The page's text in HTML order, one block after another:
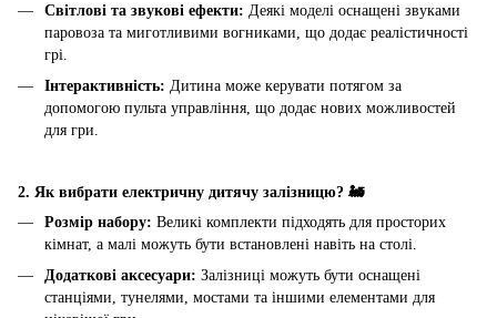
Світлові та звукові ефекти: Деякі моделі оснащені звуками
паровоза та миготливими вогниками, що додає реалістичності
грі.
Інтерактивність: Дитина може керувати потягом за
допомогою пульта управління, що додає нових можливостей
для гри.
2. Як вибрати електричну дитячу залізницю? 🚂
Розмір набору: Великі комплекти підходять для просторих
кімнат, а малі можуть бути встановлені навіть на столі.
Додаткові аксесуари: Залізниці можуть бути оснащені
станціями, тунелями, мостами та іншими елементами для